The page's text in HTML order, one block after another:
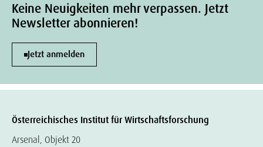
Keine Neuigkeiten mehr verpassen. Jetzt
Newsletter abonnieren!
Jetzt anmelden
Österreichisches Institut für Wirtschaftsforschung
Arsenal, Objekt 20